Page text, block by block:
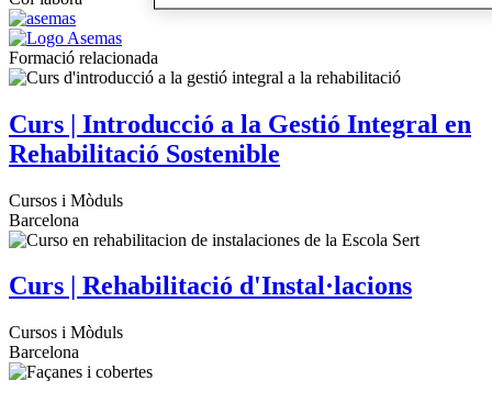
Formació relacionada
Curs | Introducció a la Gestió Integral en
Rehabilitació Sostenible
Cursos i Mòduls
Barcelona
Curs | Rehabilitació d'Instal·lacions
Cursos i Mòduls
Barcelona